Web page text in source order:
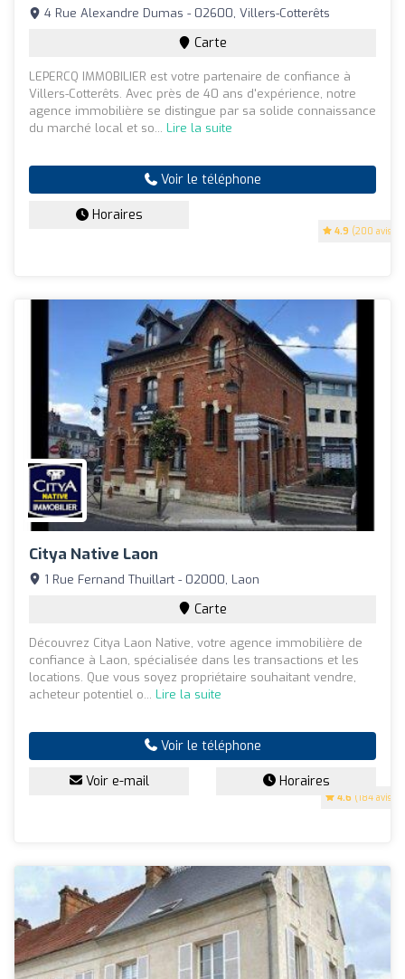
4.9 (200 avis)
4 Rue Alexandre Dumas - 02600, Villers-Cotterêts
Carte
LEPERCQ IMMOBILIER est votre partenaire de confiance à
Villers-Cotterêts. Avec près de 40 ans d'expérience, notre
agence immobilière se distingue par sa solide connaissance
du marché local et so... Lire la suite
Voir le téléphone
Horaires
Citya Native Laon
4.6 (184 avis)
1 Rue Fernand Thuillart - 02000, Laon
Carte
Découvrez Citya Laon Native, votre agence immobilière de
confiance à Laon, spécialisée dans les transactions et les
locations. Que vous soyez propriétaire souhaitant vendre,
acheteur potentiel o... Lire la suite
Voir le téléphone
Voir e-mail Horaires